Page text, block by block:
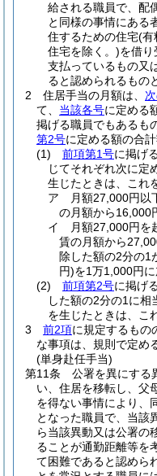
給される職員で、配
と同様の事情にある
住するための住宅(有
住宅を除く。)を借
支払っているもの又
ると認められるもの
2
住居手当の月額は、
て、 当該各号に定める
掲げる職員でもあるも
第2号に定める額の合
(1)
前項第1号に掲げ
じてそれぞれ次に定
生じたときは、これ
ア
月額27,000円
の月額から16,000
イ
月額27,000円
賃の月額から
除した額の2分の1
円)を1万1,000円
(2)
前項第2号に掲げ
した額の2分の1に相
を生じたときは、こ
3
前2項に規定するもの
な事項は、規則で定め
(単身赴任手当)
第11条
公署を異にする
い、住居を移転し、父
を得ない事情により、
となった職員で、当該
ら当該異動又は公署の
ることが通勤距離等を
て困難であると認めら